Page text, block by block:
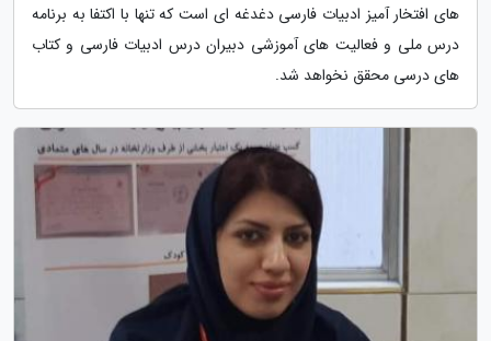
های افتخار آمیز ادبیات فارسی دغدغه ای است که تنها با اکتفا به برنامه
درس ملی و فعالیت های آموزشی دبیران درس ادبیات فارسی و کتاب
های درسی محقق نخواهد شد.